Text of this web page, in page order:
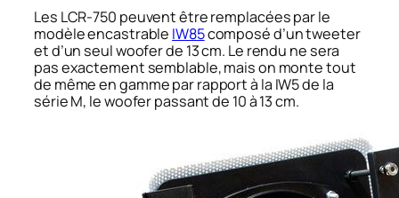
Les LCR-750 peuvent être remplacées par le
modèle encastrable IW85composé d’un tweeter
et d’un seul woofer de 13 cm. Le rendu ne sera
pas exactement semblable, mais on monte tout
de même en gamme par rapport à la IW5 de la
série M, le woofer passant de 10 à 13 cm.